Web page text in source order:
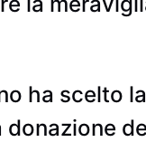
ha scelto